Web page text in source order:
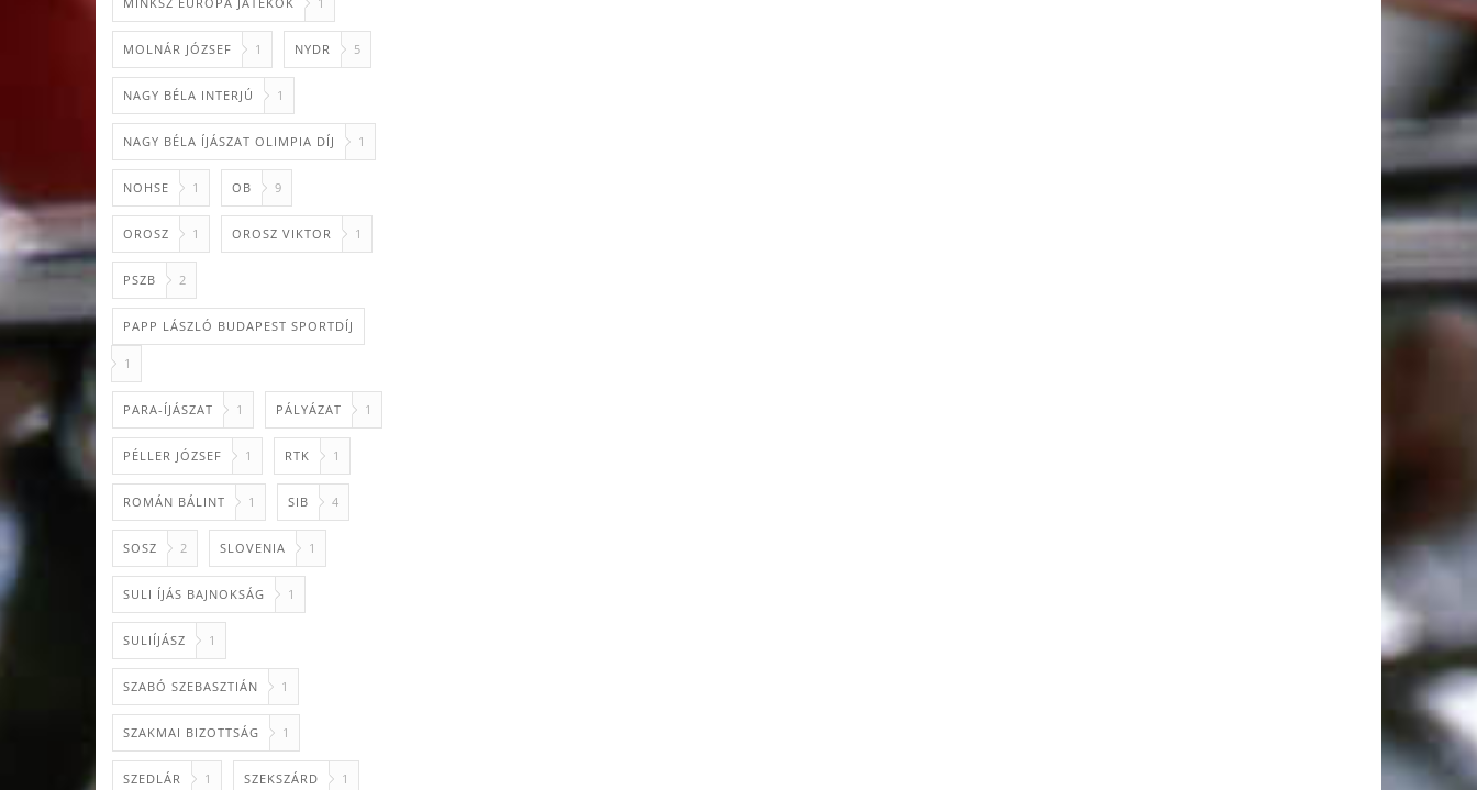
MOLNÁR JÓZSEF 1 NYDR 5
NAGY BÉLA INTERJÚ 1
NAGY BÉLA ÍJÁSZAT OLIMPIA DÍJ 1
NOHSE 1 OB 9
OROSZ 1 OROSZ VIKTOR 1
PSZB 2
PAPP LÁSZLÓ BUDAPEST SPORTDÍJ
1
PARA-ÍJÁSZAT 1 PÁLYÁZAT 1
PÉLLER JÓZSEF 1 RTK 1
ROMÁN BÁLINT 1 SIB 4
SOSZ 2 SLOVENIA 1
SULI ÍJÁS BAJNOKSÁG 1
SULIÍJÁSZ 1
SZABÓ SZEBASZTIÁN 1
SZAKMAI BIZOTTSÁG 1
SZEDLÁR 1 SZEKSZÁRD 1